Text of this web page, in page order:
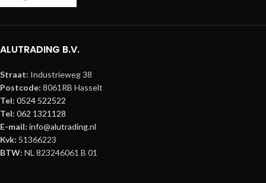
ALUTRADING B.V.
Straat: Industrieweg 38
Postcode: 8061RB Hasselt
Tel: 0524 522522
Tel: 062 1321128
E-mail: info@alutrading.nl
Kvk: 51366223
BTW: NL 823246061 B 01